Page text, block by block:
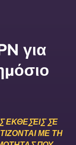
για
ΕΚΘΈΣΕΙΣ ΣΕ
ΜΕ ΤΗ